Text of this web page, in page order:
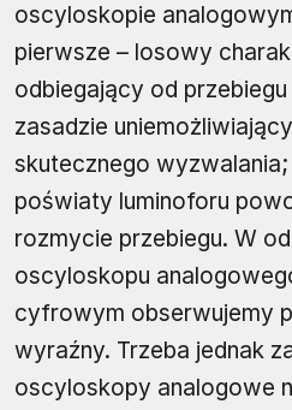
oscyloskopie
pierwsze – losowy
odbiegający od
zasadzie
skutecznego wyzwalania;
poświaty luminoforu
rozmycie przebiegu. W
oscyloskopu
cyfrowym obserwujemy
wyraźny. Trzeba jednak
oscyloskopy analogowe